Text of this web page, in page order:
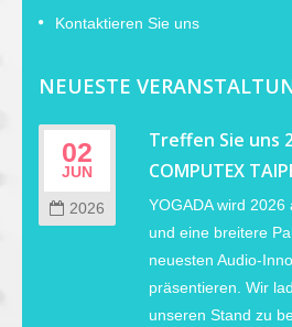
Kontaktieren Sie uns
NEUESTE
02
JUN
2026
Treffen Sie uns
COMPUTEX
YOGADA wird
und eine breitere
neuesten Audio-
präsentieren. Wir
unseren Stand zu